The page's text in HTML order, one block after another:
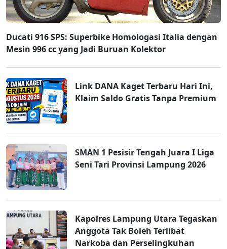
Ducati 916 SPS: Superbike Homologasi Italia dengan
Mesin 996 cc yang Jadi Buruan Kolektor
Link DANA Kaget Terbaru Hari Ini,
Klaim Saldo Gratis Tanpa Premium
SMAN 1 Pesisir Tengah Juara I Liga
Seni Tari Provinsi Lampung 2026
Kapolres Lampung Utara Tegaskan
Anggota Tak Boleh Terlibat
Narkoba dan Perselingkuhan